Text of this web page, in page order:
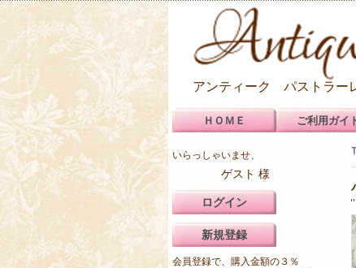
アンティーク パストラー
ＨＯＭＥ ご利用ガイ
いらっしゃいませ、
ゲスト 様
ログイン
新規登録
会員登録で、購入金額の３％